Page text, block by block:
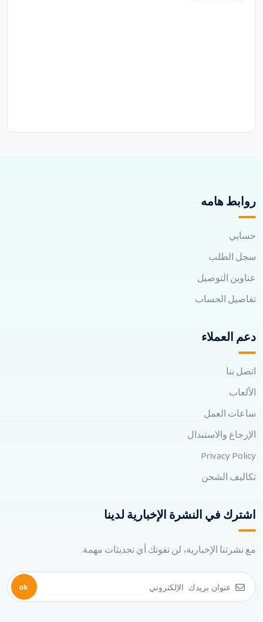
روابط هامه
حسابي
سجل الطلب
عناوين التوصيل
تفاصيل الحساب
دعم العملاء
اتصل بنا
الألعاب
ساعات العمل
الإرجاع والاستبدال
Privacy Policy
تكاليف الشحن
اشترك في النشرة الإخبارية لدينا
مع نشرتنا الإخبارية، لن تفوتك أي تحديثات مهمة.
ok